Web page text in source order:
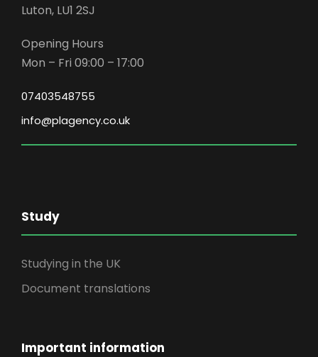
Luton, LU1 2SJ
Opening Hours
Mon – Fri 09:00 – 17:00
07403548755
info@plagency.co.uk
Study
Studying in the UK
Document translations
Important information